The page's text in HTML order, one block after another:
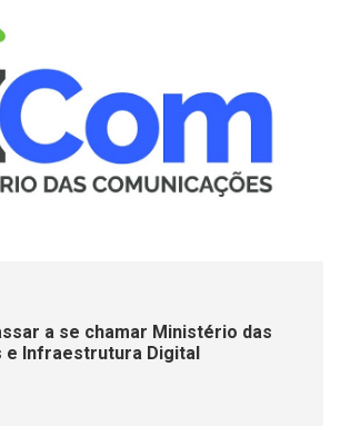
a se chamar Ministério das
e Infraestrutura Digital